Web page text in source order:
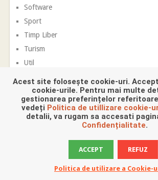
Software
Sport
Timp Liber
Turism
Util
Promovare Digitala Copyright ©
Acest site folosește cookie-uri.
cookie-urile. Pentru mai multe
gestionarea preferințelor
vedeți Politica de utillizare cookie-
detalii, va rugam sa accesati
Confidențialitate.
ACCEPT REFUZ
Politica de utilizare a Cookie-